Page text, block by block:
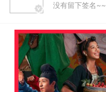
没有留下签名~~